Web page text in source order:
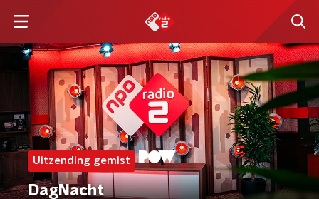
Uitzending gemist
DagNacht